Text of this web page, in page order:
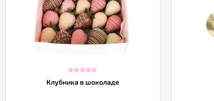
Клубника в шоколаде